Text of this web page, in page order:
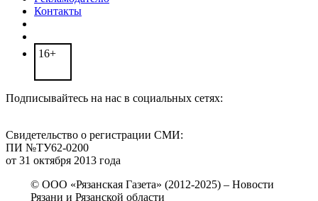
Контакты
16+
Подписывайтесь на нас в социальных сетях:
Свидетельство о регистрации СМИ:
ПИ №ТУ62-0200
от 31 октября 2013 года
© ООО «Рязанская Газета» (2012-2025) – Новости
Рязани и Рязанской области